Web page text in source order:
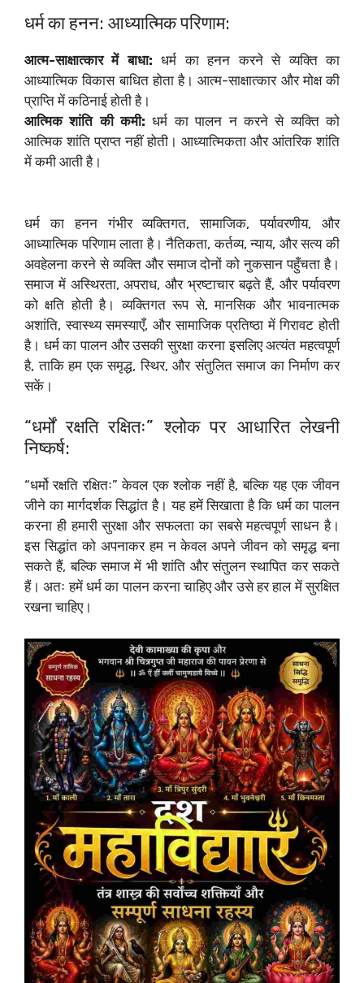
धर्म का हनन: आध्यात्मिक परिणाम:
आत्म-साक्षात्कार में बाधा:धर्म का हनन करने से व्यक्ति का
आध्यात्मिक विकास बाधित होता है। आत्म-साक्षात्कार और मोक्ष की
प्राप्ति में कठिनाई होती है।
आत्मिक शांति की कमी:धर्म का पालन न करने से व्यक्ति को
आत्मिक शांति प्राप्त नहीं होती। आध्यात्मिकता और आंतरिक शांति
में कमी आती है।
धर्म का हनन गंभीर व्यक्तिगत, सामाजिक, पर्यावरणीय, और
आध्यात्मिक परिणाम लाता है। नैतिकता, कर्तव्य, न्याय, और सत्य की
अवहेलना करने से व्यक्ति और समाज दोनों को नुकसान पहुँचता है।
समाज में अस्थिरता, अपराध, और भ्रष्टाचार बढ़ते हैं, और पर्यावरण
को क्षति होती है। व्यक्तिगत रूप से, मानसिक और भावनात्मक
अशांति, स्वास्थ्य समस्याएँ, और सामाजिक प्रतिष्ठा में गिरावट होती
है। धर्म का पालन और उसकी सुरक्षा करना इसलिए अत्यंत महत्वपूर्ण
है, ताकि हम एक समृद्ध, स्थिर, और संतुलित समाज का निर्माण कर
सकें।
“धर्मों रक्षति रक्षितः” श्लोक पर आधारित लेखनी
निष्कर्ष:
“धर्मो रक्षति रक्षितः” केवल एक श्लोक नहीं है, बल्कि यह एक जीवन
जीने का मार्गदर्शक सिद्धांत है। यह हमें सिखाता है कि धर्म का पालन
करना ही हमारी सुरक्षा और सफलता का सबसे महत्वपूर्ण साधन है।
इस सिद्धांत को अपनाकर हम न केवल अपने जीवन को समृद्ध बना
सकते हैं, बल्कि समाज में भी शांति और संतुलन स्थापित कर सकते
हैं। अतः हमें धर्म का पालन करना चाहिए और उसे हर हाल में सुरक्षित
रखना चाहिए।